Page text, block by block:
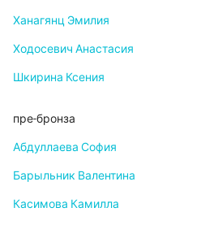
Ханагянц Эмилия
Ходосевич Анастасия
Шкирина Ксения
пре-бронза
Абдуллаева София
Барыльник Валентина
Касимова Камилла